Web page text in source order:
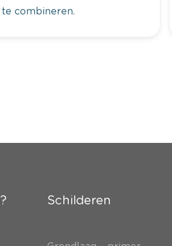
combineren.
Schilderen